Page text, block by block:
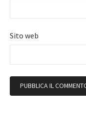
Sito web